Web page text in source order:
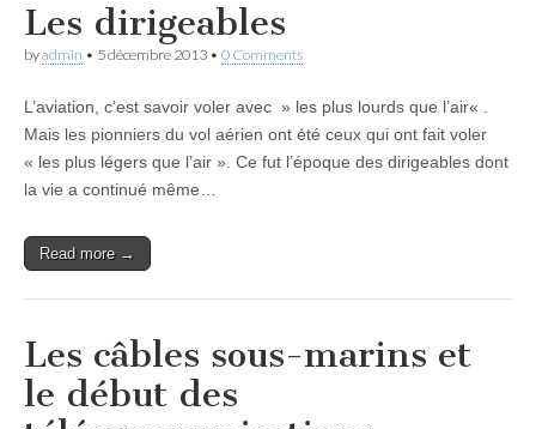
Les dirigeables
byadmin • 5 décembre 2013 • 0 Comments
L’aviation, c’est savoir voler avec » les plus lourds que l’air« .
Mais les pionniers du vol aérien ont été ceux qui ont fait voler
« les plus légers que l’air ». Ce fut l’époque des dirigeables dont
la vie a continué même…
Read more →
Les câbles sous-marins et
le début des